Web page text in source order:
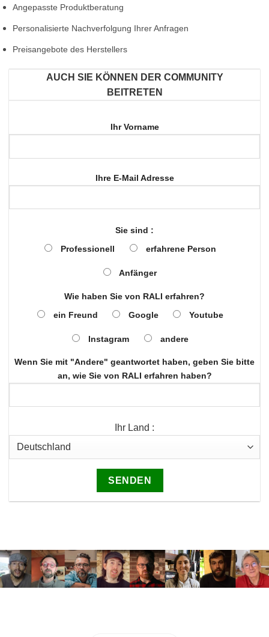
Angepasste Produktberatung
Personalisierte Nachverfolgung Ihrer Anfragen
Preisangebote des Herstellers
AUCH SIE KÖNNEN DER COMMUNITY
BEITRETEN
Ihr Vorname
Ihre E-Mail Adresse
Sie sind :
Professionell
erfahrene Person
Anfänger
Wie haben Sie von RALI erfahren?
ein Freund
Google Youtube
Instagram andere
Wenn Sie mit "Andere" geantwortet haben, geben Sie bitte
an, wie Sie von RALI erfahren haben?
Ihr Land :